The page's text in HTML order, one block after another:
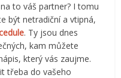
to váš partner? I tomu
být netradiční a vtipná,
. Ty jsou dnes
kam můžete
který vás zaujme.
třeba do vašeho